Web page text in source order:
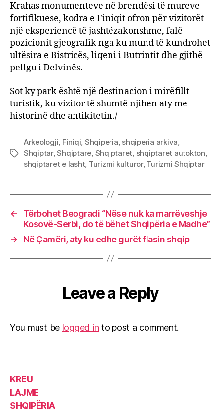
Krahas monumenteve në brendësi të mureve
fortifikuese, kodra e Finiqit ofron për vizitorët
një eksperiencë të jashtëzakonshme, falë
pozicionit gjeografik nga ku mund të kundrohet
ultësira e Bistricës, liqeni i Butrintit dhe gjithë
pellgu i Delvinës.
Sot ky park është një destinacion i mirëfillt
turistik, ku vizitor të shumtë njihen aty me
historinë dhe antikitetin./
Tags
Arkeologji, Finiqi, Shqiperia, shqiperia arkiva,
Shqiptar,Shqiptare, Shqiptaret, shqiptaret autokton,
shqiptaret e lasht, Turizmi kulturor, Turizmi Shqiptar
←
Tërbohet Beogradi “Nëse nuk ka marrëveshje
Kosovë-Serbi, do të bëhet Shqipëria e Madhe”
→
Në Çamëri, aty ku edhe gurët flasin shqip
Leave a Reply
You must be logged in to post a comment.
KREU
LAJME
SHQIPËRIA